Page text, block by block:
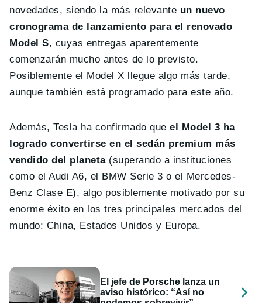
novedades, siendo la más relevante un nuevo
cronograma de lanzamiento para el renovado
Model S, cuyas entregas aparentemente
comenzarán mucho antes de lo previsto.
Posiblemente el Model X llegue algo más tarde,
aunque también está programado para este año.
Además, Tesla ha confirmado que el Model 3 ha
logrado convertirse en el sedán premium más
vendido del planeta(superando a instituciones
como el Audi A6, el BMW Serie 3 o el Mercedes-
Benz Clase E), algo posiblemente motivado por su
enorme éxito en los tres principales mercados del
mundo: China, Estados Unidos y Europa.
El jefe de Porsche lanza un
aviso histórico: “Así no